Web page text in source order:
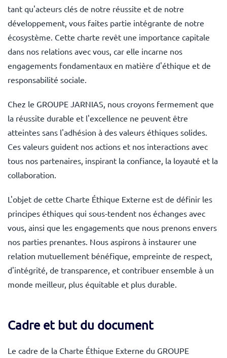
tant qu'acteurs clés de notre réussite et de notre
développement, vous faites partie intégrante de notre
écosystème. Cette charte revêt une importance capitale
dans nos relations avec vous, car elle incarne nos
engagements fondamentaux en matière d'éthique et de
responsabilité sociale.
Chez le GROUPE JARNIAS, nous croyons fermement que
la réussite durable et l'excellence ne peuvent être
atteintes sans l'adhésion à des valeurs éthiques solides.
Ces valeurs guident nos actions et nos interactions avec
tous nos partenaires, inspirant la confiance, la loyauté et la
collaboration.
L'objet de cette Charte Éthique Externe est de définir les
principes éthiques qui sous-tendent nos échanges avec
vous, ainsi que les engagements que nous prenons envers
nos parties prenantes. Nous aspirons à instaurer une
relation mutuellement bénéfique, empreinte de respect,
d'intégrité, de transparence, et contribuer ensemble à un
monde meilleur, plus équitable et plus durable.
Cadre et but du document
Le cadre de la Charte Éthique Externe du GROUPE